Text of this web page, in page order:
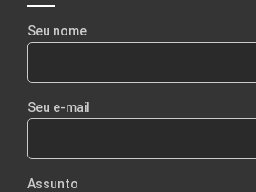
Seu nome
Seu e-mail
Assunto